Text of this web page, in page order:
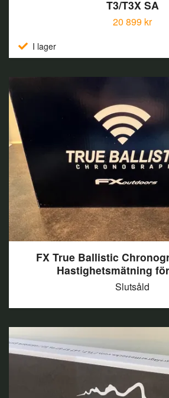
T3/T3X SA
20 899 kr
I lager
FX True Ballistic
Hastighetsmätning
Slutsåld